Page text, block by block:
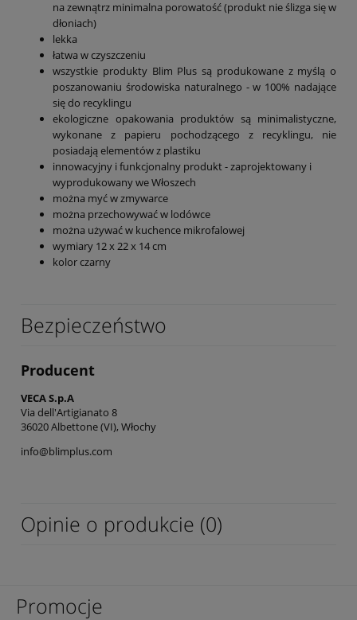
na zewnątrz minimalna porowatość (produkt nie ślizga się w
dłoniach)
lekka
łatwa w czyszczeniu
wszystkie produkty Blim Plus są produkowane z myślą o
poszanowaniu środowiska naturalnego - w 100% nadające
się do recyklingu
ekologiczne opakowania produktów są minimalistyczne,
wykonane z papieru pochodzącego z recyklingu, nie
posiadają elementów z plastiku
innowacyjny i funkcjonalny produkt - zaprojektowany i
wyprodukowany we Włoszech
można myć w zmywarce
można przechowywać w lodówce
można używać w kuchence mikrofalowej
wymiary 12 x 22 x 14 cm
kolor czarny
Bezpieczeństwo
Producent
VECA S.p.A
Via dell'Artigianato 8
36020 Albettone (VI), Włochy
info@blimplus.com
Opinie o produkcie (0)
Promocje